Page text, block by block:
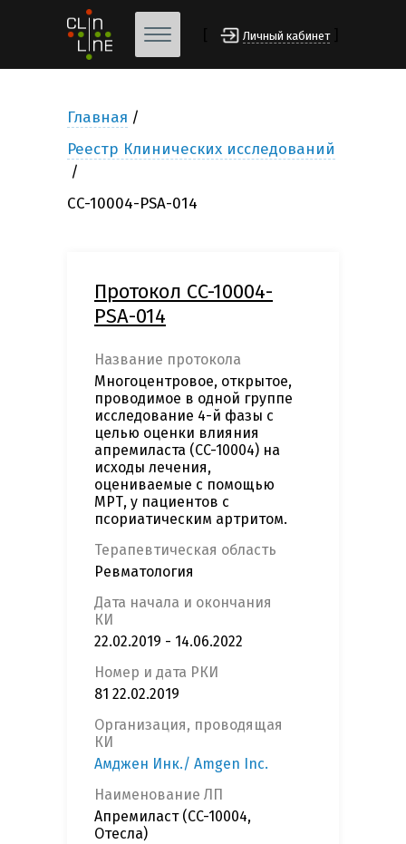
Личный кабинет
Главная
Реестр Клинических исследований
CC-10004-PSA-014
Протокол CC-10004-
PSA-014
Название протокола
Многоцентровое, открытое,
проводимое в одной группе
исследование 4-й фазы с
целью оценки влияния
апремиласта (CC-10004) на
исходы лечения,
оцениваемые с помощью
МРТ, у пациентов с
псориатическим артритом.
Терапевтическая область
Ревматология
Дата начала и окончания
КИ
22.02.2019 - 14.06.2022
Номер и дата РКИ
81 22.02.2019
Организация, проводящая
КИ
Амджен Инк./ Amgen Inc.
Наименование ЛП
Апремиласт (CC-10004,
Отесла)